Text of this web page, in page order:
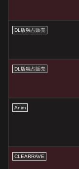
DL版独占販売
DL版独占販売
Anim
CLEARRAVE